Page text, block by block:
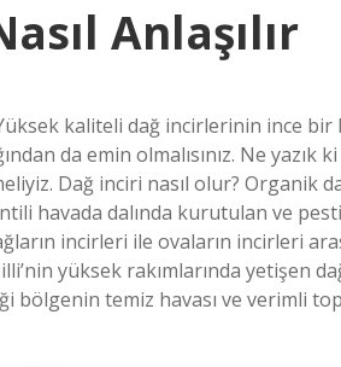
Anlaşılır
kaliteli dağ incirlerinin ince
da emin olmalısınız. Ne
Dağ inciri nasıl olur? Organik
havada dalında kurutulan ve
incirleri ile ovaların incirleri
yüksek rakımlarında yetişen
bölgenin temiz havası ve verimli